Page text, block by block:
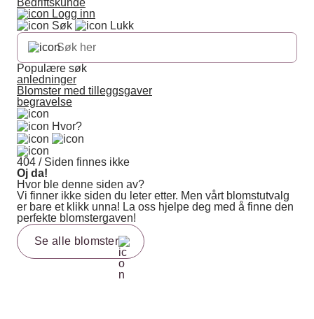
Bedriftskunde
Logg inn
Søk
Lukk
Populære søk
anledninger
Blomster med tilleggsgaver
begravelse
Hvor?
404 / Siden finnes ikke
Oj da!
Hvor ble denne siden av?
Vi finner ikke siden du leter etter. Men vårt blomstutvalg
er bare et klikk unna! La oss hjelpe deg med å finne den
perfekte blomstergaven!
Se alle blomster